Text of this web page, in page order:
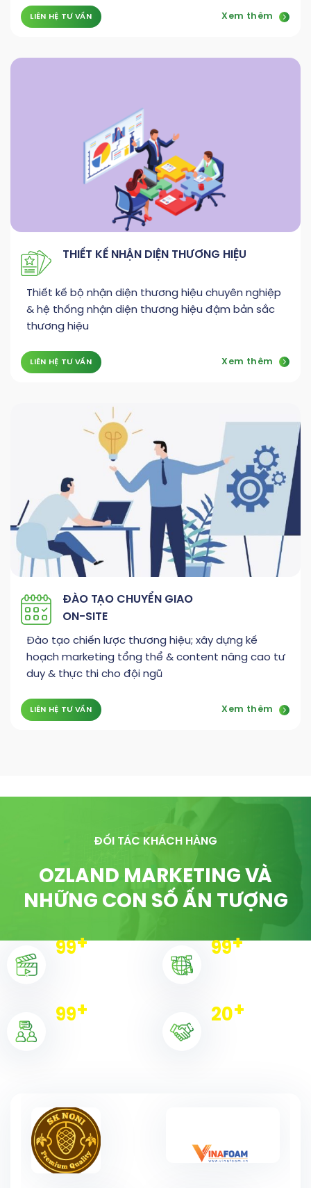
LIÊN HỆ TƯ VẤN Xem thêm
THIẾT KẾ NHẬN DIỆN THƯƠNG HIỆU
Thiết kế bộ nhận diện thương hiệu chuyên nghiệp
& hệ thống nhận diện thương hiệu đậm bản sắc
thương hiệu
LIÊN HỆ TƯ VẤN Xem thêm
ĐÀO TẠO CHUYỂN GIAO
ON-SITE
Đào tạo chiến lược thương hiệu; xây dựng kế
hoạch marketing tổng thể & content nâng cao tư
duy & thực thi cho đội ngũ
LIÊN HỆ TƯ VẤN Xem thêm
ĐỐI TÁC KHÁCH HÀNG
OZLAND MARKETING VÀ
NHỮNG CON SỐ ẤN TƯỢNG
100+ 100+
100+ 20+